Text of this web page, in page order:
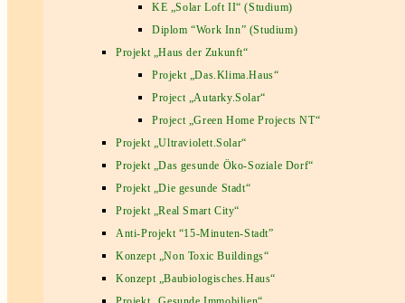
KE „Solar Loft II“ (Studium)
Diplom “Work Inn” (Studium)
Projekt „Haus der Zukunft“
Projekt „Das.Klima.Haus“
Project „Autarky.Solar“
Project „Green Home Projects NT“
Projekt „Ultraviolett.Solar“
Projekt „Das gesunde Öko-Soziale Dorf“
Projekt „Die gesunde Stadt“
Projekt „Real Smart City“
Anti-Projekt “15-Minuten-Stadt”
Konzept „Non Toxic Buildings“
Konzept „Baubiologisches.Haus“